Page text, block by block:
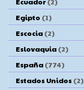
Egipto (1)
Escocia (2)
Eslovaquia (2)
España (774)
Estados Unidos (2)